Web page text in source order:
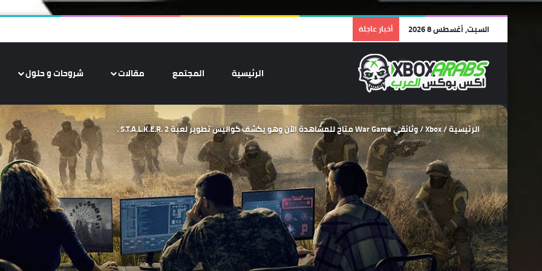
السبت, أغسطس 8 2026 أخبار عاجلة
الرئيسية المجتمع مقالات شروحات و حلول
الرئيسية/
Xbox
/وثائقي War Game متاح للمشاهدة الآن وهو يكشف كواليس تطوير لعبة S.T.A.L.K.E.R. 2 .